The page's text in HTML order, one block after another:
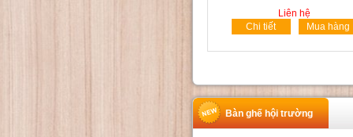
Liên hệ
Chi tiết
Mua hàng
Bàn ghế hội trường